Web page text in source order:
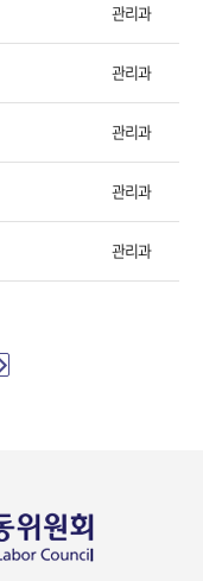
관리과
관리과
관리과
관리과
관리과